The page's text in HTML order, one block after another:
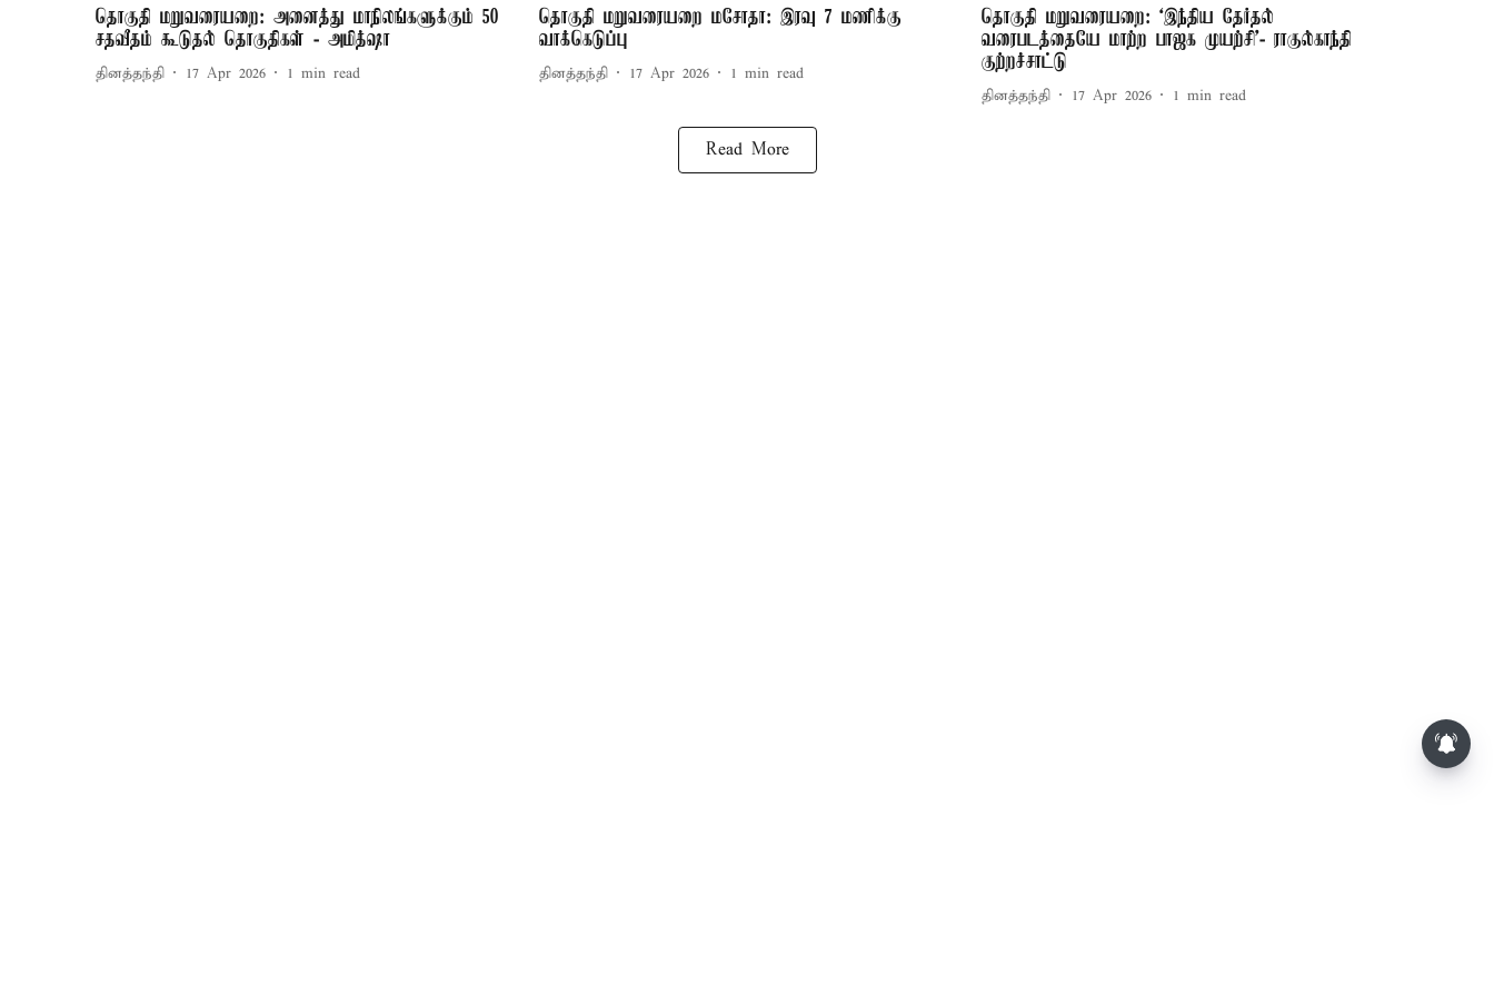
தொகுதி மறுவரையறை: அனைத்து மாநிலங்களுக்கும் 50
சதவீதம் கூடுதல் தொகுதிகள் - அமித்ஷா
தினத்தந்தி 17 Apr 2026 1 min read
தொகுதி மறுவரையறை மசோதா: இரவு 7 மணிக்கு
வாக்கெடுப்பு
தினத்தந்தி 17 Apr 2026 1 min read
தொகுதி மறுவரையறை: ‘இந்திய தேர்தல்
வரைபடத்தையே மாற்ற பாஜக முயற்சி’- ராகுல்காந்தி
குற்றச்சாட்டு
தினத்தந்தி 17 Apr 2026 1 min read
Read More